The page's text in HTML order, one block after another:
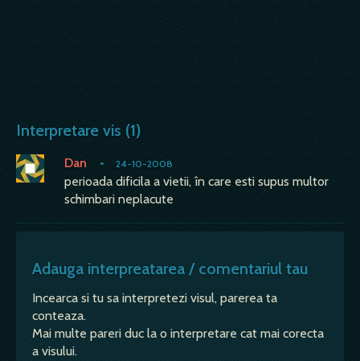
Interpretare vis (1)
Dan • 24-10-2008
perioada dificila a vietii, în care esti supus multor
schimbari neplacute
Adauga interpreatarea / comentariul tau
Incearca si tu sa interpretezi visul, parerea ta
conteaza.
Mai multe pareri duc la o interpretare cat mai corecta
a visului.